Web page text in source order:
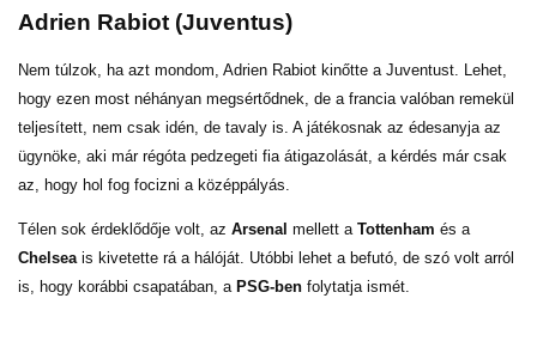
Adrien Rabiot (Juventus)
Nem túlzok, ha azt mondom, Adrien Rabiot kinőtte a Juventust. Lehet,
hogy ezen most néhányan megsértődnek, de a francia valóban remekül
teljesített, nem csak idén, de tavaly is. A játékosnak az édesanyja az
ügynöke, aki már régóta pedzegeti fia átigazolását, a kérdés már csak
az, hogy hol fog focizni a középpályás.
Télen sok érdeklődője volt, az Arsenal mellett a Tottenham és a
Chelsea is kivetette rá a hálóját. Utóbbi lehet a befutó, de szó volt arról
is, hogy korábbi csapatában, a PSG-ben folytatja ismét.